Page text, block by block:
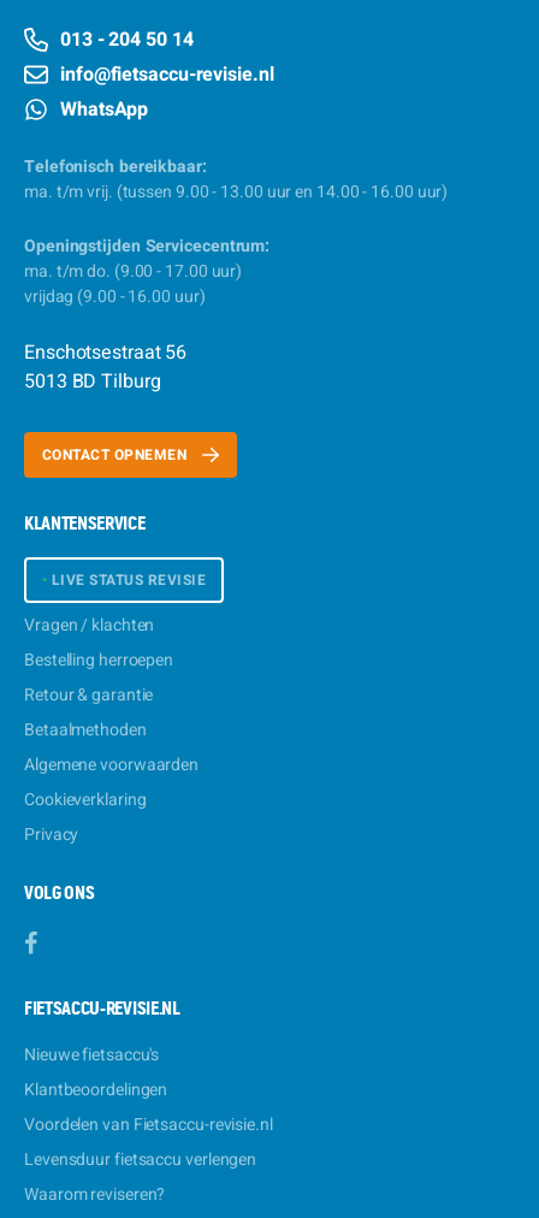
013 - 204 50 14
info@fietsaccu-revisie.nl
WhatsApp
Telefonisch bereikbaar:
ma. t/m vrij. (tussen 9.00 - 13.00 uur en 14.00 - 16.00 uur)
Openingstijden Servicecentrum:
ma. t/m do. (9.00 - 17.00 uur)
vrijdag (9.00 - 16.00 uur)
Enschotsestraat 56
5013 BD Tilburg
CONTACT OPNEMEN
KLANTENSERVICE
• LIVE STATUS REVISIE
Vragen / klachten
Bestelling herroepen
Retour & garantie
Betaalmethoden
Algemene voorwaarden
Cookieverklaring
Privacy
VOLG ONS
FIETSACCU-REVISIE.NL
Nieuwe fietsaccu's
Klantbeoordelingen
Voordelen van Fietsaccu-revisie.nl
Levensduur fietsaccu verlengen
Waarom reviseren?